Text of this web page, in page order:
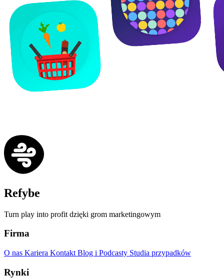
Refybe
Turn play into profit dzięki grom marketingowym
Firma
O nas Kariera Kontakt Blog i Podcasty Studia przypadków
Rynki